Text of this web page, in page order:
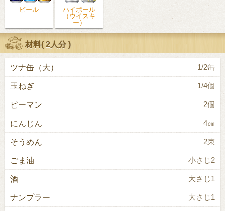
ビール
ハイボール
（ウイスキ
ー）
材料(2人分)
ツナ缶（大） 1/2缶
玉ねぎ 1/4個
ピーマン 2個
にんじん 4㎝
そうめん 2束
ごま油 小さじ2
酒 大さじ1
ナンプラー 大さじ1